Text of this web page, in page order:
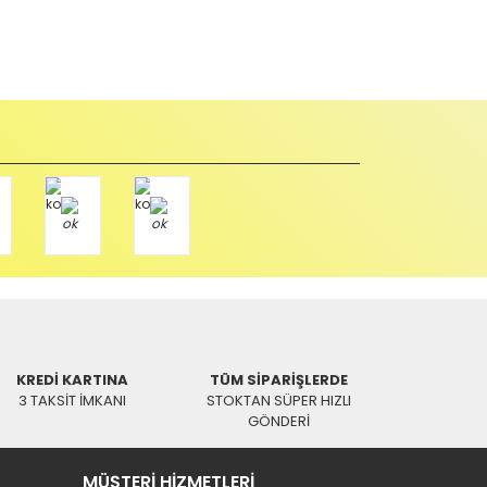
KREDİ KARTINA
3 TAKSİT İMKANI
TÜM SİPARİŞLERDE
STOKTAN SÜPER HIZLI
GÖNDERİ
MÜŞTERİ HİZMETLERİ